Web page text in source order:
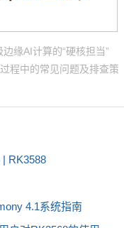
缘AI计算的“硬核担当”
程中的常见问题及排查策
| RK3588
4.1系统指南